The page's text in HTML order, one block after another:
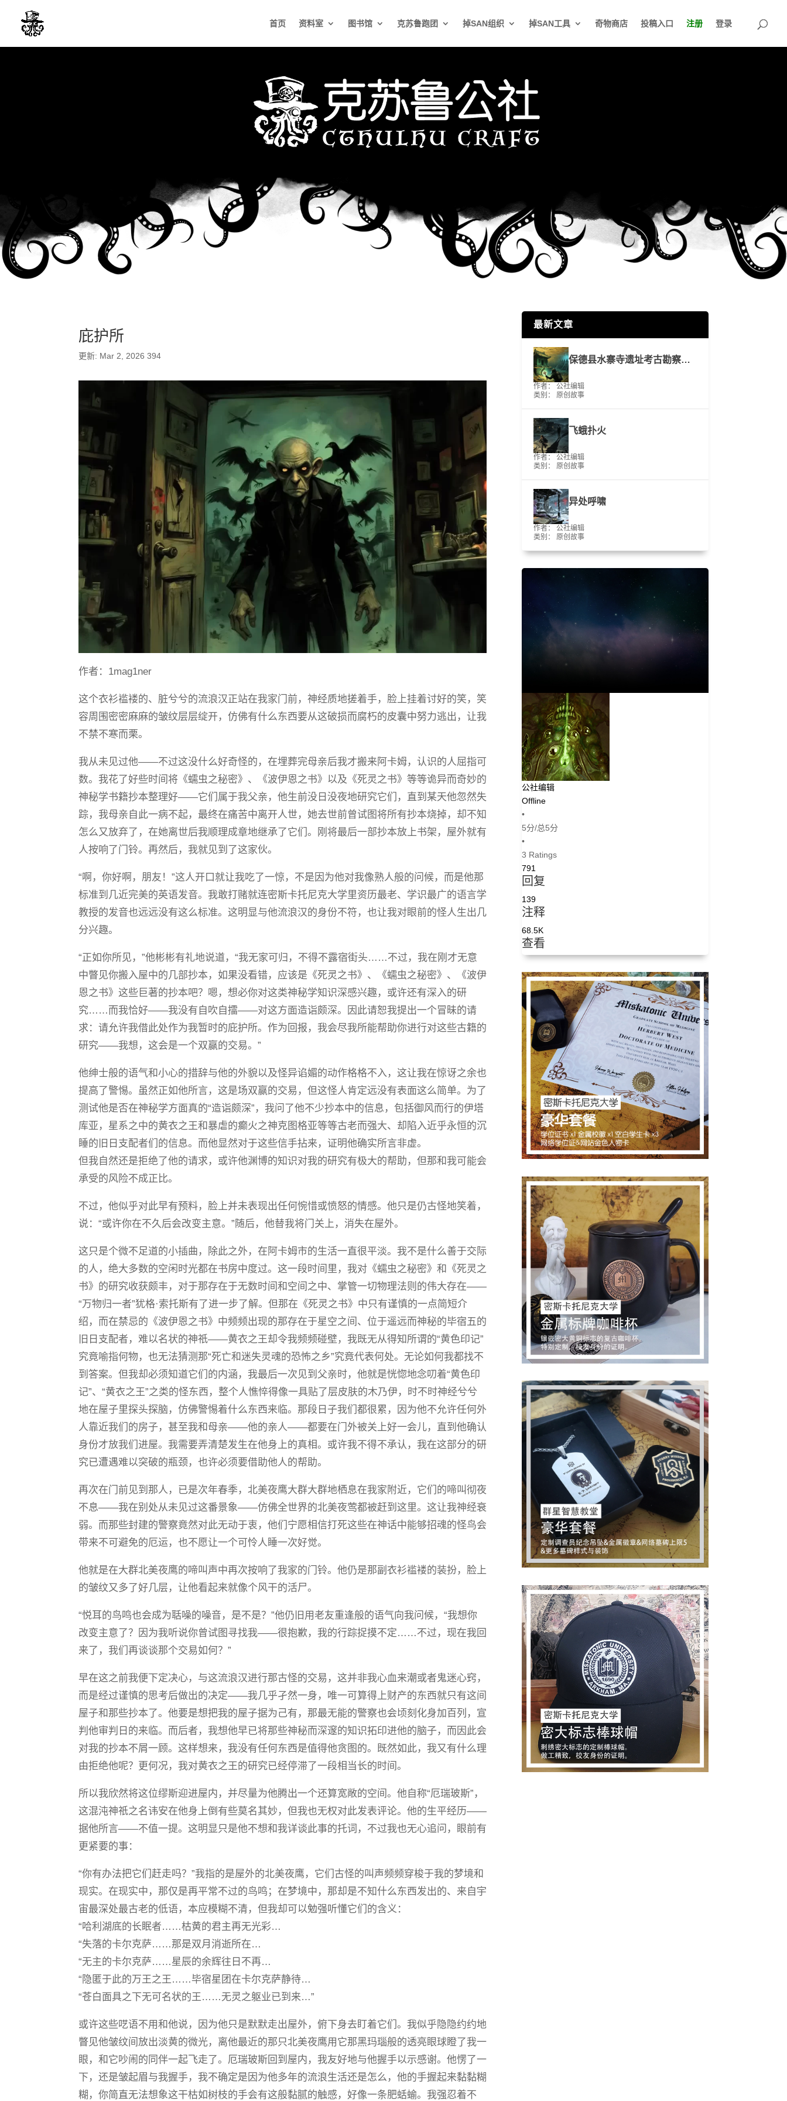
首页 资料室 图书馆 克苏鲁跑团 掉SAN组织 掉SAN工具 奇物商店 投稿入口 注册 登录
庇护所
更新: Mar 2, 2026 394
作者： 1mag1ner
这个衣衫褴褛的、脏兮兮的流浪汉正站在我家门前，神经质地搓着手，脸上挂着讨好的笑，笑
容周围密密麻麻的皱纹层层绽开，仿佛有什么东西要从这破损而腐朽的皮囊中努力逃出，让我
不禁不寒而栗。
我从未见过他——不过这没什么好奇怪的，在埋葬完母亲后我才搬来阿卡姆，认识的人屈指可
数。我花了好些时间将《蠕虫之秘密》、《波伊恩之书》以及《死灵之书》等等诡异而奇妙的
神秘学书籍抄本整理好——它们属于我父亲，他生前没日没夜地研究它们，直到某天他忽然失
踪，我母亲自此一病不起，最终在痛苦中离开人世，她去世前曾试图将所有抄本烧掉，却不知
怎么又放弃了，在她离世后我顺理成章地继承了它们。刚将最后一部抄本放上书架，屋外就有
人按响了门铃。再然后，我就见到了这家伙。
“啊，你好啊，朋友！”这人开口就让我吃了一惊，不是因为他对我像熟人般的问候，而是他那
标准到几近完美的英语发音。我敢打赌就连密斯卡托尼克大学里资历最老、学识最广的语言学
教授的发音也远远没有这么标准。这明显与他流浪汉的身份不符，也让我对眼前的怪人生出几
分兴趣。
“正如你所见，”他彬彬有礼地说道，“我无家可归，不得不露宿街头……不过，我在刚才无意
中瞥见你搬入屋中的几部抄本，如果没看错，应该是《死灵之书》、《蠕虫之秘密》、《波伊
恩之书》这些巨著的抄本吧？嗯，想必你对这类神秘学知识深感兴趣，或许还有深入的研
究……而我恰好——我没有自吹自擂——对这方面造诣颇深。因此请恕我提出一个冒昧的请
求：请允许我借此处作为我暂时的庇护所。作为回报，我会尽我所能帮助你进行对这些古籍的
研究——我想，这会是一个双赢的交易。”
他绅士般的语气和小心的措辞与他的外貌以及怪异谄媚的动作格格不入，这让我在惊讶之余也
提高了警惕。虽然正如他所言，这是场双赢的交易，但这怪人肯定远没有表面这么简单。为了
测试他是否在神秘学方面真的“造诣颇深”，我问了他不少抄本中的信息，包括御风而行的伊塔
库亚，星系之中的黄衣之王和暴虐的癫火之神克图格亚等等古老而强大、却陷入近乎永恒的沉
睡的旧日支配者们的信息。而他显然对于这些信手拈来，证明他确实所言非虚。
但我自然还是拒绝了他的请求，或许他渊博的知识对我的研究有极大的帮助，但那和我可能会
承受的风险不成正比。
不过，他似乎对此早有预料，脸上并未表现出任何惋惜或愤怒的情感。他只是仍古怪地笑着，
说：“或许你在不久后会改变主意。”随后，他替我将门关上，消失在屋外。
这只是个微不足道的小插曲，除此之外，在阿卡姆市的生活一直很平淡。我不是什么善于交际
的人，绝大多数的空闲时光都在书房中度过。这一段时间里，我对《蠕虫之秘密》和《死灵之
书》的研究收获颇丰，对于那存在于无数时间和空间之中、掌管一切物理法则的伟大存在——
“万物归一者”犹格·索托斯有了进一步了解。但那在《死灵之书》中只有谨慎的一点简短介
绍，而在禁忌的《波伊恩之书》中频频出现的那存在于星空之间、位于遥远而神秘的毕宿五的
旧日支配者，难以名状的神祇——黄衣之王却令我频频碰壁，我既无从得知所谓的“黄色印记”
究竟喻指何物，也无法猜测那“死亡和迷失灵魂的恐怖之乡”究竟代表何处。无论如何我都找不
到答案。但我却必须知道它们的内涵，我最后一次见到父亲时，他就是恍惚地念叨着“黄色印
记”、“黄衣之王”之类的怪东西，整个人憔悴得像一具贴了层皮肤的木乃伊，时不时神经兮兮
地在屋子里探头探脑，仿佛警惕着什么东西来临。那段日子我们都很累，因为他不允许任何外
人靠近我们的房子，甚至我和母亲——他的亲人——都要在门外被关上好一会儿，直到他确认
身份才放我们进屋。我需要弄清楚发生在他身上的真相。或许我不得不承认，我在这部分的研
究已遭遇难以突破的瓶颈，也许必须要借助他人的帮助。
再次在门前见到那人，已是次年春季，北美夜鹰大群大群地栖息在我家附近，它们的啼叫彻夜
不息——我在别处从未见过这番景象——仿佛全世界的北美夜莺都被赶到这里。这让我神经衰
弱。而那些封建的警察竟然对此无动于衷，他们宁愿相信打死这些在神话中能够招魂的怪鸟会
带来不可避免的厄运，也不愿让一个可怜人睡一次好觉。
他就是在大群北美夜鹰的啼叫声中再次按响了我家的门铃。他仍是那副衣衫褴褛的装扮，脸上
的皱纹又多了好几层，让他看起来就像个风干的活尸。
“悦耳的鸟鸣也会成为聒噪的噪音，是不是？”他仍旧用老友重逢般的语气向我问候，“我想你
改变主意了？因为我听说你曾试图寻找我——很抱歉，我的行踪捉摸不定……不过，现在我回
来了，我们再谈谈那个交易如何？”
早在这之前我便下定决心，与这流浪汉进行那古怪的交易，这并非我心血来潮或者鬼迷心窍，
而是经过谨慎的思考后做出的决定——我几乎孑然一身，唯一可算得上财产的东西就只有这间
屋子和那些抄本了。他要是想把我的屋子据为己有，那最无能的警察也会顷刻化身加百列，宣
判他审判日的来临。而后者，我想他早已将那些神秘而深邃的知识拓印进他的脑子，而因此会
对我的抄本不屑一顾。这样想来，我没有任何东西是值得他贪图的。既然如此，我又有什么理
由拒绝他呢？更何况，我对黄衣之王的研究已经停滞了一段相当长的时间。
所以我欣然将这位缪斯迎进屋内，并尽量为他腾出一个还算宽敞的空间。他自称“厄瑞玻斯”，
这混沌神祇之名讳安在他身上倒有些莫名其妙，但我也无权对此发表评论。他的生平经历——
据他所言——不值一提。这明显只是他不想和我详谈此事的托词，不过我也无心追问，眼前有
更紧要的事：
“你有办法把它们赶走吗？”我指的是屋外的北美夜鹰，它们古怪的叫声频频穿梭于我的梦境和
现实。在现实中，那仅是再平常不过的鸟鸣；在梦境中，那却是不知什么东西发出的、来自宇
宙最深处最古老的低语，本应模糊不清，但我却可以勉强听懂它们的含义：
“哈利湖底的长眠者……枯黄的君主再无光彩…
“失落的卡尔克萨……那是双月消逝所在…
“无主的卡尔克萨……星辰的余辉往日不再…
“隐匿于此的万王之王……毕宿星团在卡尔克萨静待…
“苍白面具之下无可名状的王……无灵之躯业已到来…”
或许这些呓语不用和他说，因为他只是默默走出屋外，俯下身去盯着它们。我似乎隐隐约约地
瞥见他皱纹间放出淡黄的微光，离他最近的那只北美夜鹰用它那黑玛瑙般的透亮眼球瞪了我一
眼，和它吵闹的同伴一起飞走了。厄瑞玻斯回到屋内，我友好地与他握手以示感谢。他愣了一
下，还是皱起眉与我握手，我不确定是因为他多年的流浪生活还是怎么，他的手握起来黏黏糊
糊，你简直无法想象这干枯如树枝的手会有这般黏腻的触感，好像一条肥蛞蝓。我强忍着不
最新文章
保德县水寨寺遗址考古勘察工作报告
作者： 公社编辑
类别：
原创故事
飞蛾扑火
作者： 公社编辑
类别：
原创故事
异处呼啸
作者： 公社编辑
类别：
原创故事
公社编辑
Offline
•
5分/总5分
•
3 Ratings
791
回复
139
注释
68.5K
查看